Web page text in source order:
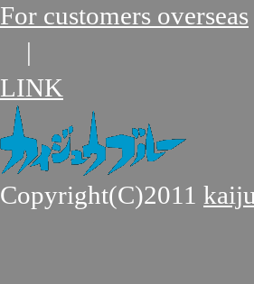
For customers overseas
|
LINK
Copyright(C)2011